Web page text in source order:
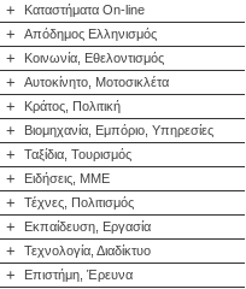
+ Καταστήματα On-line
+ Απόδημος Ελληνισμός
+ Κοινωνία, Εθελοντισμός
+ Αυτοκίνητο, Μοτοσικλέτα
+ Κράτος, Πολιτική
+ Βιομηχανία, Εμπόριο, Υπηρεσίες
+ Ταξίδια, Τουρισμός
+ Ειδήσεις, ΜΜΕ
+ Τέχνες, Πολιτισμός
+ Εκπαίδευση, Εργασία
+ Τεχνολογία, Διαδίκτυο
+ Επιστήμη, Έρευνα